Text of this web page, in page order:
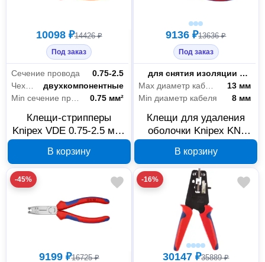
10098 ₽14426 ₽
Под заказ
Сечение провода
0.75-2.5
двухкомпонентные
0.75 мм²
Клещи-стрипперы
Knipex VDE 0.75-2.5 мм²
В корзину
9136 ₽13636 ₽
Под заказ
Назначение
для снятия изоляции и резки проводов
Max диаметр кабеля
13 мм
Min диаметр кабеля
8 мм
Клещи для удаления
оболочки Knipex KN-
В корзину
-45%
9199 ₽16725 ₽
-16%
30147 ₽35889 ₽